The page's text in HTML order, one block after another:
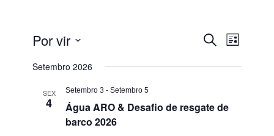
Eventos
de
ProcurarEvento
Veja
a
Lista
Por vir
a
Setembro 2026
SEX
4
Setembro 3 -Setembro 5
Água ARO & Desafio de resgate de
barco 2026